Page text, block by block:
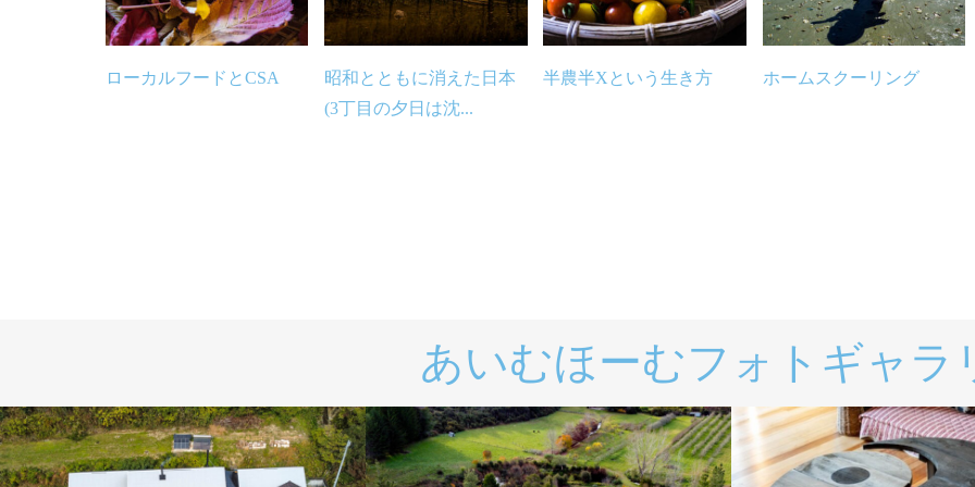
ローカルフードとCSA
昭和とともに消えた日本
(3丁目の夕日は沈...
半農半Xという生き方 ホームスクーリング
あいむほーむフォトギャラ